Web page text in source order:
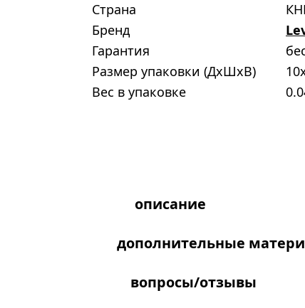
Страна
Бренд
Гарантия
Размер упаковки (ДxШxВ)
Вес в упаковке
описание
дополнительные
вопросы/отзывы